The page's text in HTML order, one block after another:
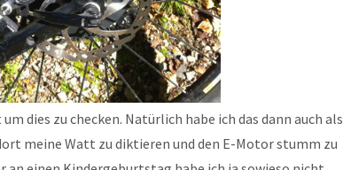
dies zu checken. Natürlich habe ich das dann auch als
meine Watt zu diktieren und den E-Motor stumm zu